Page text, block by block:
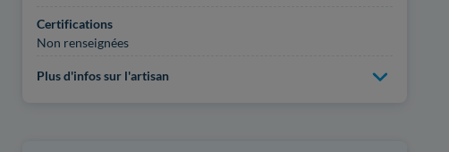
Certifications
Non renseignées
Plus d'infos sur l'artisan